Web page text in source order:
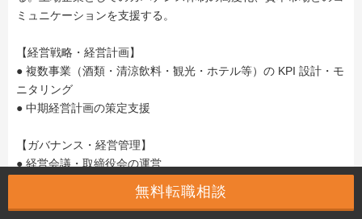
ミュニケーションを支援する。
【経営戦略・経営計画】
● 複数事業（酒類・清涼飲料・観光・ホテル等）の KPI 設計・モ
ニタリング
● 中期経営計画の策定支援
【ガバナンス・経営管理】
● 経営会議・取締役会の運営
● コーポレートガバナンス体制の強化推進
無料転職相談